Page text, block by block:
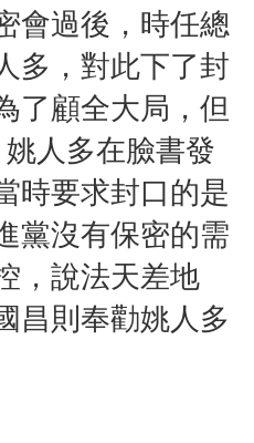
會過後，時任總
多，對此下了封
了顧全大局，但
人多在臉書發
時要求封口的是
黨沒有保密的需
，說法天差地
昌則奉勸姚人多